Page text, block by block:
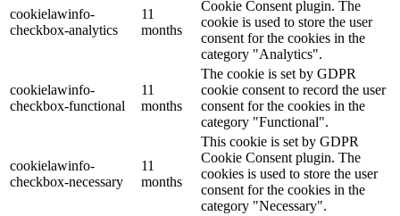
cookielawinfo-
checkbox-analytics
11
months
Cookie Consent plugin. The
cookie is used to store the user
consent for the cookies in the
category "Analytics".
cookielawinfo-
checkbox-functional
11
months
The cookie is set by GDPR
cookie consent to record the user
consent for the cookies in the
category "Functional".
cookielawinfo-
checkbox-necessary
11
months
This cookie is set by GDPR
Cookie Consent plugin. The
cookies is used to store the user
consent for the cookies in the
category "Necessary".